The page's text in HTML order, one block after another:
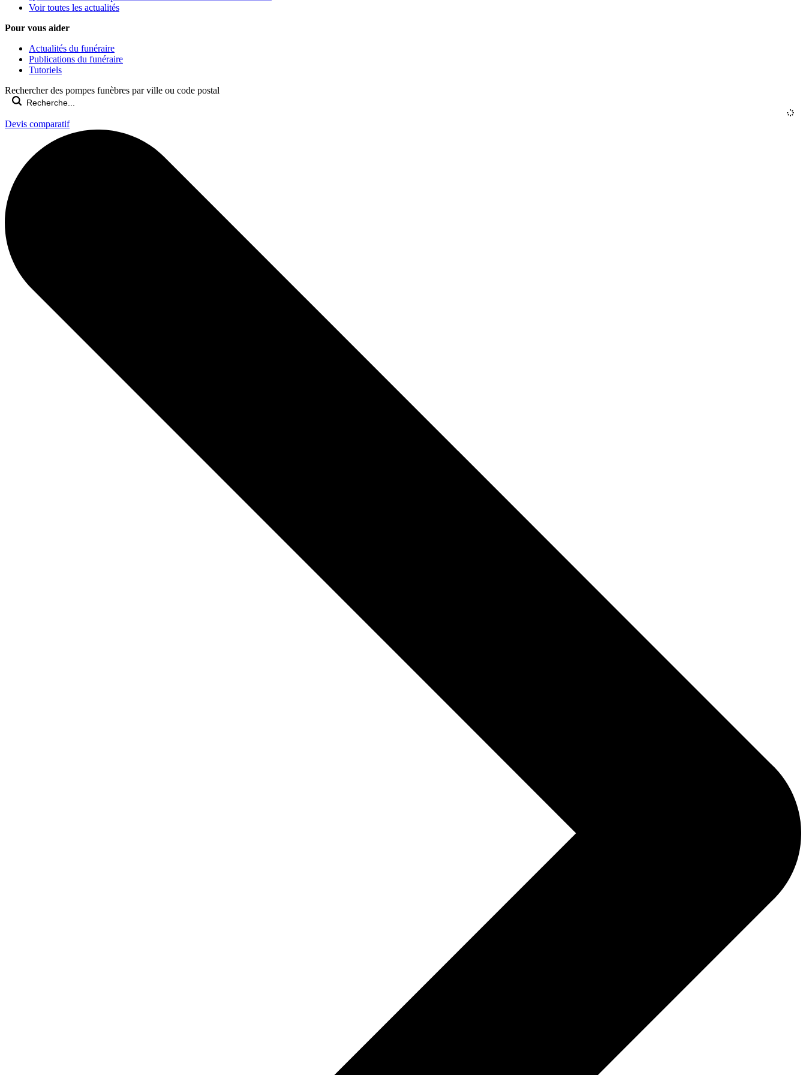
Voir toutes les actualités
Pour vous aider
Actualités du funéraire
Publications du funéraire
Tutoriels
Rechercher des pompes funèbres par ville ou code postal
Devis comparatif